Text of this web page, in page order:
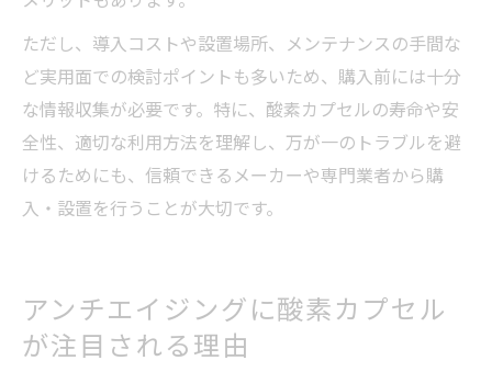
ただし、導入コストや設置場所、メンテナンスの手間な
ど実用面での検討ポイントも多いため、購入前には十分
な情報収集が必要です。特に、酸素カプセルの寿命や安
全性、適切な利用方法を理解し、万が一のトラブルを避
けるためにも、信頼できるメーカーや専門業者から購
入・設置を行うことが大切です。
アンチエイジングに酸素カプセル
が注目される理由